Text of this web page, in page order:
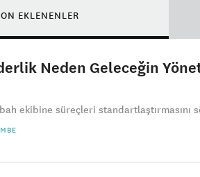
EKLENENLER
Neden Geleceğin
ekibine süreçleri standartlaştırmasını